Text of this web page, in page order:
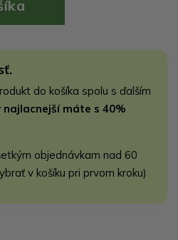
do košíka spolu s ďalším
najlacnejší máte s 40%
objednávkam nad 60
v košíku pri prvom kroku)